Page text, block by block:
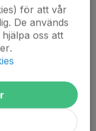
för att vår
De används
oss att